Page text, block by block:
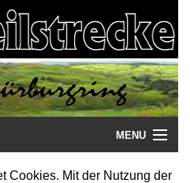
MENU
Cookies. Mit der Nutzung der